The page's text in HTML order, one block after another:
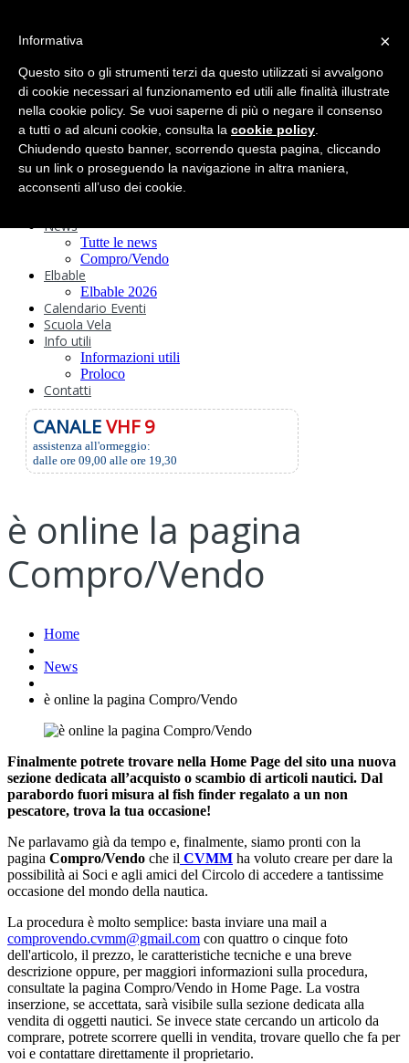
Circolo
Statuto e
Regolamenti
Storia
Ormeggi
Sede e Servizi
Attività
Safeguarding
News
Tutte le news
Compro/Vendo
Elbable
Elbable 2026
Calendario Eventi
Scuola Vela
Info utili
Informazioni utili
Proloco
Contatti
CANALEVHF 9
assistenza all'ormeggio:
dalle ore 09,00 alle ore 19,30
è online la pagina
Compro/Vendo
Home
News
è online la pagina Compro/Vendo
Finalmente potrete trovare nella Home Page del sito una nuova
sezione dedicata all’acquisto o scambio di articoli nautici. Dal
parabordo fuori misura al fish finder regalato a un non
pescatore, trova la tua occasione!
Ne parlavamo già da tempo e, finalmente, siamo pronti con la
pagina Compro/Vendo che il CVMM ha voluto creare per dare la
possibilità ai Soci e agli amici del Circolo di accedere a tantissime
occasione del mondo della nautica.
La procedura è molto semplice: basta inviare una mail a
comprovendo.cvmm@gmail.com con quattro o cinque foto
dell'articolo, il prezzo, le caratteristiche tecniche e una breve
descrizione oppure, per maggiori informazioni sulla procedura,
consultate la pagina Compro/Vendo in Home Page. La vostra
inserzione, se accettata, sarà visibile sulla sezione dedicata alla
vendita di oggetti nautici. Se invece state cercando un articolo da
comprare, potrete scorrere quelli in vendita, trovare quello che fa per
voi e contattare direttamente il proprietario.
×
Informativa
Questo sito o gli strumenti terzi da questo utilizzati si avvalgono
di cookie necessari al funzionamento ed utili alle finalità illustrate
nella cookie policy. Se vuoi saperne di più o negare il consenso
a tutti o ad alcuni cookie, consulta la cookie policy
Chiudendo questo banner, scorrendo questa pagina, cliccando
su un link o proseguendo la navigazione in altra maniera,
acconsenti all’uso dei cookie.